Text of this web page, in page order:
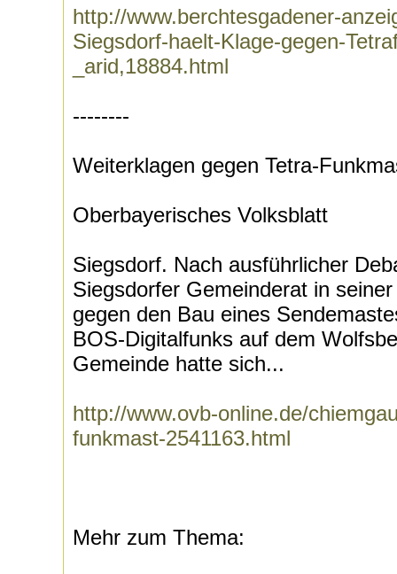
http://www.berchtesgadener-
Siegsdorf-haelt-Klage-gegen-
_arid,18884.html
--------
Weiterklagen gegen Tetra-
Oberbayerisches Volksblatt
Siegsdorf. Nach ausführlicher
Siegsdorfer Gemeinderat in
gegen den Bau eines
BOS-Digitalfunks auf dem
Gemeinde hatte sich...
http://www.ovb-online.de/
funkmast-2541163.html
Mehr zum Thema: